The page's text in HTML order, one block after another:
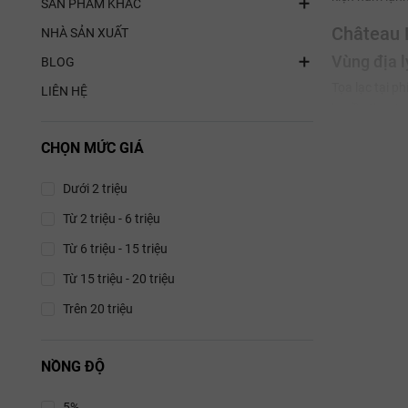
SẢN PHẨM KHÁC
NHÀ SẢN XUẤT
BLOG
LIÊN HỆ
CHỌN MỨC GIÁ
Dưới 2 triệu
Từ 2 triệu - 6 triệu
Từ 6 triệu - 15 triệu
Từ 15 triệu - 20 triệu
Trên 20 triệu
NỒNG ĐỘ
Château
huyền thoại
địa rõ nét